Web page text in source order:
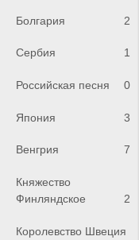
Болгария 2
Сербия 1
Российская песня 0
Япония 3
Венгрия 7
Княжество
Финляндское
2
Королевство Швеция